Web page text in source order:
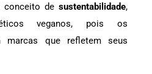
conceito de sustentabilidade,
veganos, pois os
marcas que refletem seus